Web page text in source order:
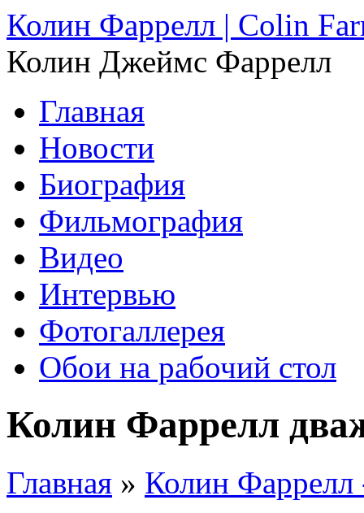
Колин Фаррелл | Colin
Колин Джеймс Фаррелл
Главная
Новости
Биография
Фильмография
Видео
Интервью
Фотогаллерея
Обои на рабочий стол
Колин Фаррелл
Главная » Колин Фаррелл